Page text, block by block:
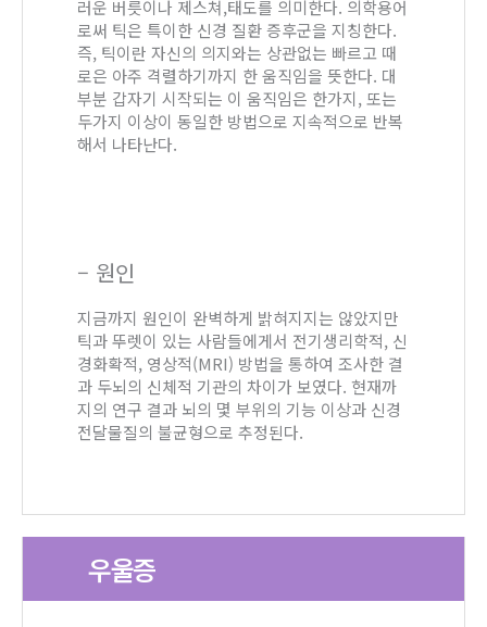
러운 버릇이나 제스쳐,태도를 의미한다. 의학용어
로써 틱은 특이한 신경 질환 증후군을 지칭한다.
즉, 틱이란 자신의 의지와는 상관없는 빠르고 때
로은 아주 격렬하기까지 한 움직임을 뜻한다. 대
부분 갑자기 시작되는 이 움직임은 한가지, 또는
두가지 이상이 동일한 방법으로 지속적으로 반복
해서 나타난다.
– 원인
지금까지 원인이 완벽하게 밝혀지지는 않았지만
틱과 뚜렛이 있는 사람들에게서 전기생리학적, 신
경화확적, 영상적(MRI) 방법을 통하여 조사한 결
과 두뇌의 신체적 기관의 차이가 보였다. 현재까
지의 연구 결과 뇌의 몇 부위의 기능 이상과 신경
전달물질의 불균형으로 추정된다.
우울증